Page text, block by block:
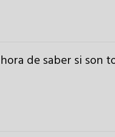
de saber si son